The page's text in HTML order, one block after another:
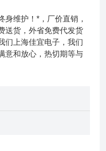
身维护！*，厂价直销，
送货，外省免费代发货
们上海佳宜电子，我们
意和放心，热切期等与